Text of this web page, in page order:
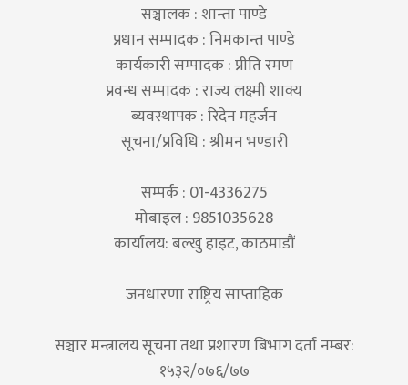
सञ्चालक : शान्ता पाण्डे
प्रधान सम्पादक : निमकान्त पाण्डे
कार्यकारी सम्पादक : प्रीति रमण
प्रवन्ध सम्पादक : राज्य लक्ष्मी शाक्य
ब्यवस्थापक : रिदेन महर्जन
सूचना/प्रविधि : श्रीमन भण्डारी
सम्पर्क : 01-4336275
मोबाइल : 9851035628
कार्यालय: बल्खु हाइट, काठमाडौं
जनधारणा राष्ट्रिय साप्ताहिक
सञ्चार मन्त्रालय सूचना तथा प्रशारण बिभाग दर्ता नम्बर:
१५३२/०७६/७७